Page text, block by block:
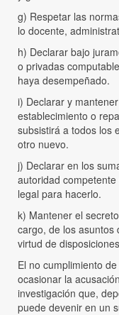
g) Respetar las
lo docente,
h) Declarar bajo
o privadas
haya desempeñado.
i) Declarar y
establecimiento o
subsistirá a todos los
otro nuevo.
j) Declarar en los
autoridad
legal para hacerlo.
k) Mantener el
cargo, de los asuntos
virtud de
El no cumplimiento
ocasionar la
investigación que,
puede devenir en un